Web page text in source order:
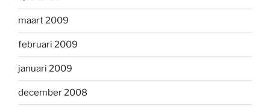
maart 2009
februari 2009
januari 2009
december 2008